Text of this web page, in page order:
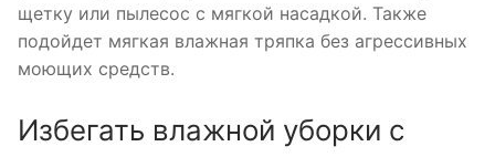
щетку или пылесос с мягкой насадкой. Также
подойдет мягкая влажная тряпка без агрессивных
моющих средств.
Избегать влажной уборки с